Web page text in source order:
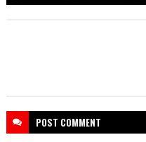
POST COMMENT